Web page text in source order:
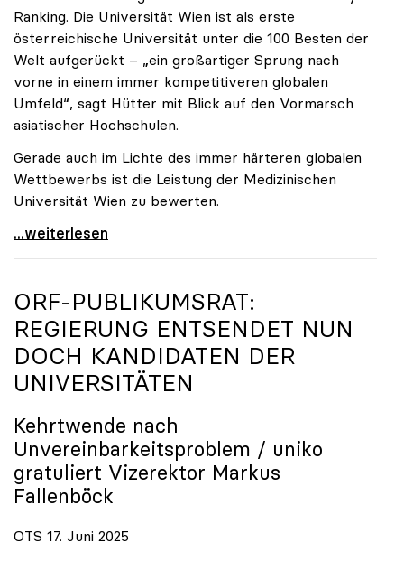
Ranking. Die Universität Wien ist als erste
österreichische Universität unter die 100 Besten der
Welt aufgerückt – „ein großartiger Sprung nach
vorne in einem immer kompetitiveren globalen
Umfeld“, sagt Hütter mit Blick auf den Vormarsch
asiatischer Hochschulen.
Gerade auch im Lichte des immer härteren globalen
Wettbewerbs ist die Leistung der Medizinischen
Universität Wien zu bewerten.
„Top-Rankingplätze heimischer Universitäten geben
...weiterlesen
ORF-PUBLIKUMSRAT:
REGIERUNG ENTSENDET NUN
DOCH KANDIDATEN DER
UNIVERSITÄTEN
Kehrtwende nach
Unvereinbarkeitsproblem / uniko
gratuliert Vizerektor Markus
Fallenböck
OTS 17. Juni 2025